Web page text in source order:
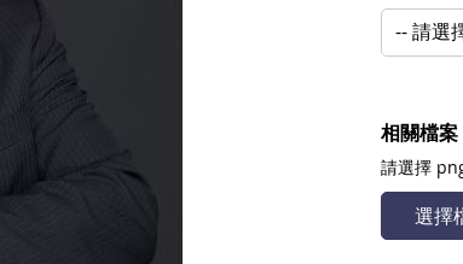
相關檔案
請選擇
選擇